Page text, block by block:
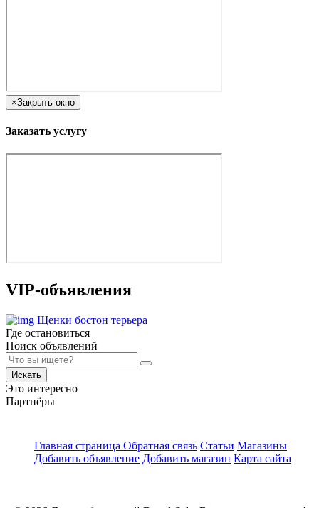
×Закрыть окно
Заказать услугу
VIP-объявления
Щенки бостон терьера
Где остановиться
Поиск объявлений
Искать
Это интересно
Партнёры
Главная страница Обратная связь Статьи Магазины
Добавить объявление Добавить магазин Карта сайта